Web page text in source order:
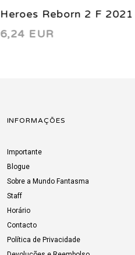
Heroes Reborn 2 F 2021
6,24 EUR
INFORMAÇÕES
Importante
Blogue
Sobre a Mundo Fantasma
Staff
Horário
Contacto
Política de Privacidade